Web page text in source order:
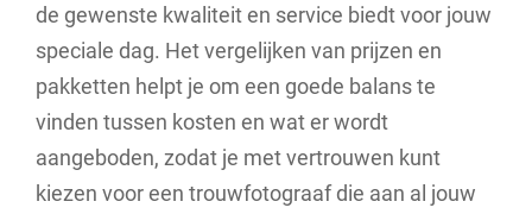
de gewenste kwaliteit en service biedt voor jouw
speciale dag. Het vergelijken van prijzen en
pakketten helpt je om een goede balans te
vinden tussen kosten en wat er wordt
aangeboden, zodat je met vertrouwen kunt
kiezen voor een trouwfotograaf die aan al jouw